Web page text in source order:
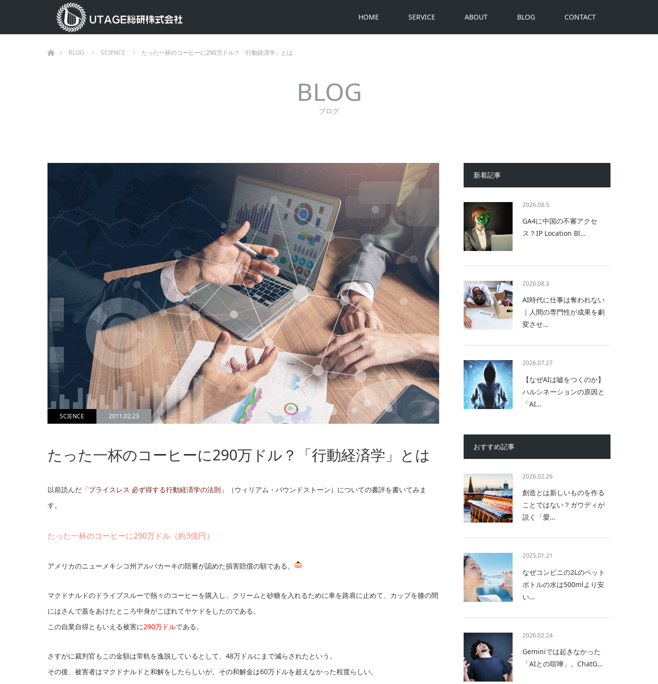
HOME SERVICE ABOUT BLOG CONTACT
BLOG
SCIENCE たった一杯のコーヒーに290万ドル？「行動経済学」とは
BLOG
ブログ
SCIENCE 2011.02.23
たった一杯のコーヒーに290万ドル？「行動経済学」とは
以前読んだ「プライスレス 必ず得する行動経済学の法則 」（ウィリアム・パウンドストーン）についての書評を書いてみま
す。
たった一杯のコーヒーに290万ドル（約3億円）
アメリカのニューメキシコ州アルバカーキの陪審が認めた損害賠償の額である。
マクドナルドのドライブスルーで熱々のコーヒーを購入し、クリームと砂糖を入れるために車を路肩に止めて、カップを膝の間
にはさんで蓋をあけたところ中身がこぼれてヤケドをしたのである。
この自業自得ともいえる被害に290万ドルである。
さすがに裁判官もこの金額は常軌を逸脱しているとして、48万ドルにまで減らされたという。
その後、被害者はマクドナルドと和解をしたらしいが、その和解金は60万ドルを超えなかった程度らしい。
新着記事
2026.08.5
GA4に中国の不審アクセ
ス？IP Location Bl…
2026.08.3
AI時代に仕事は奪われない
｜人間の専門性が成果を劇
変させ…
2026.07.27
【なぜAIは嘘をつくのか】
ハルシネーションの原因と
「AI…
おすすめ記事
2026.02.26
創造とは新しいものを作る
ことではない？ガウディが
説く「愛…
2025.01.21
なぜコンビニの2Lのペット
ボトルの水は500mlより安
い…
2026.02.24
Geminiでは起きなかった
「AIとの喧嘩」。ChatG…